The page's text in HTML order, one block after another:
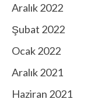
Aralık 2022
Şubat 2022
Ocak 2022
Aralık 2021
Haziran 2021